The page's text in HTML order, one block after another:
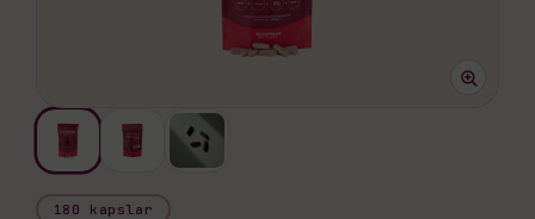
180 kapslar